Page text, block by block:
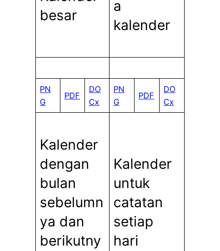
besar
a
kalender
PN
G
PDF
DO
Cx
PN
G
PDF
DO
Cx
Kalender
dengan
bulan
sebelumn
ya dan
berikutny
Kalender
untuk
catatan
setiap
hari